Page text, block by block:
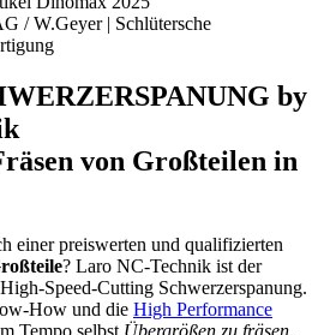
/ W.Geyer | Schlütersche
by
von Großteilen in
einer preiswerten und qualifizierten
? Laro NC-Technik ist der
Speed-Cutting Schwerzerspanung.
How und die High Performance
Tempo selbst Übergrößen zu fräsen.